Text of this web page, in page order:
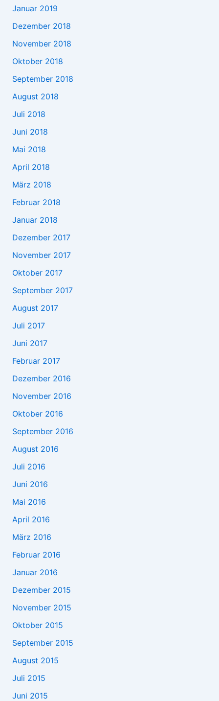
Januar 2019
Dezember 2018
November 2018
Oktober 2018
September 2018
August 2018
Juli 2018
Juni 2018
Mai 2018
April 2018
März 2018
Februar 2018
Januar 2018
Dezember 2017
November 2017
Oktober 2017
September 2017
August 2017
Juli 2017
Juni 2017
Februar 2017
Dezember 2016
November 2016
Oktober 2016
September 2016
August 2016
Juli 2016
Juni 2016
Mai 2016
April 2016
März 2016
Februar 2016
Januar 2016
Dezember 2015
November 2015
Oktober 2015
September 2015
August 2015
Juli 2015
Juni 2015